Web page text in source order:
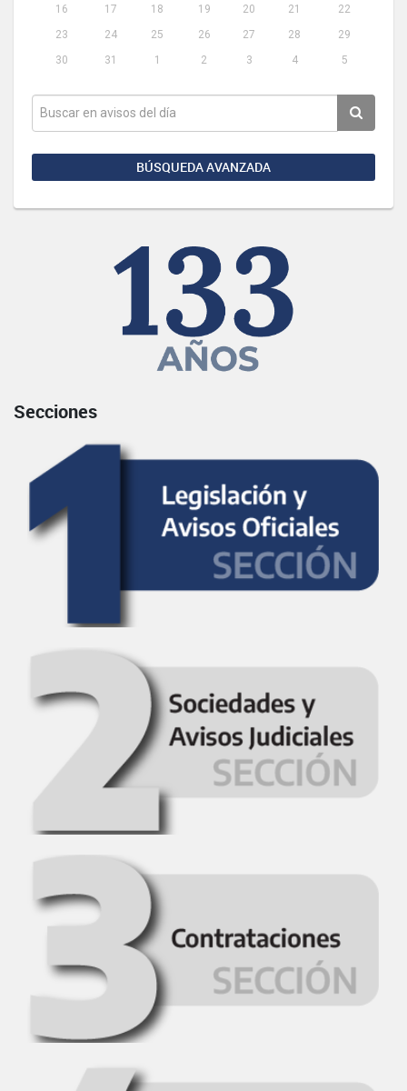
16
17 18 19 20 21
22
23
24 25 26 27 28
29
30
31 1 2 3 4 5
BÚSQUEDA AVANZADA
Secciones